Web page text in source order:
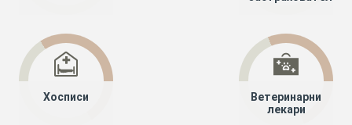
Хосписи
Ветеринарни
лекари